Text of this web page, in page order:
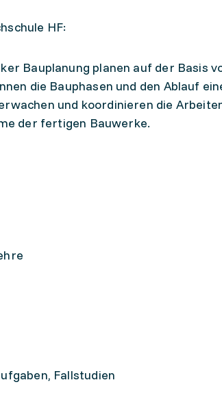
HF:
Bauplanung planen auf der Basis
die Bauphasen und den Ablauf
und koordinieren die
der fertigen Bauwerke.
Fallstudien